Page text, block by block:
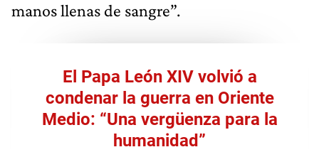
manos llenas de sangre”.
El Papa León XIV volvió a
condenar la guerra en Oriente
Medio: “Una vergüenza para la
humanidad”